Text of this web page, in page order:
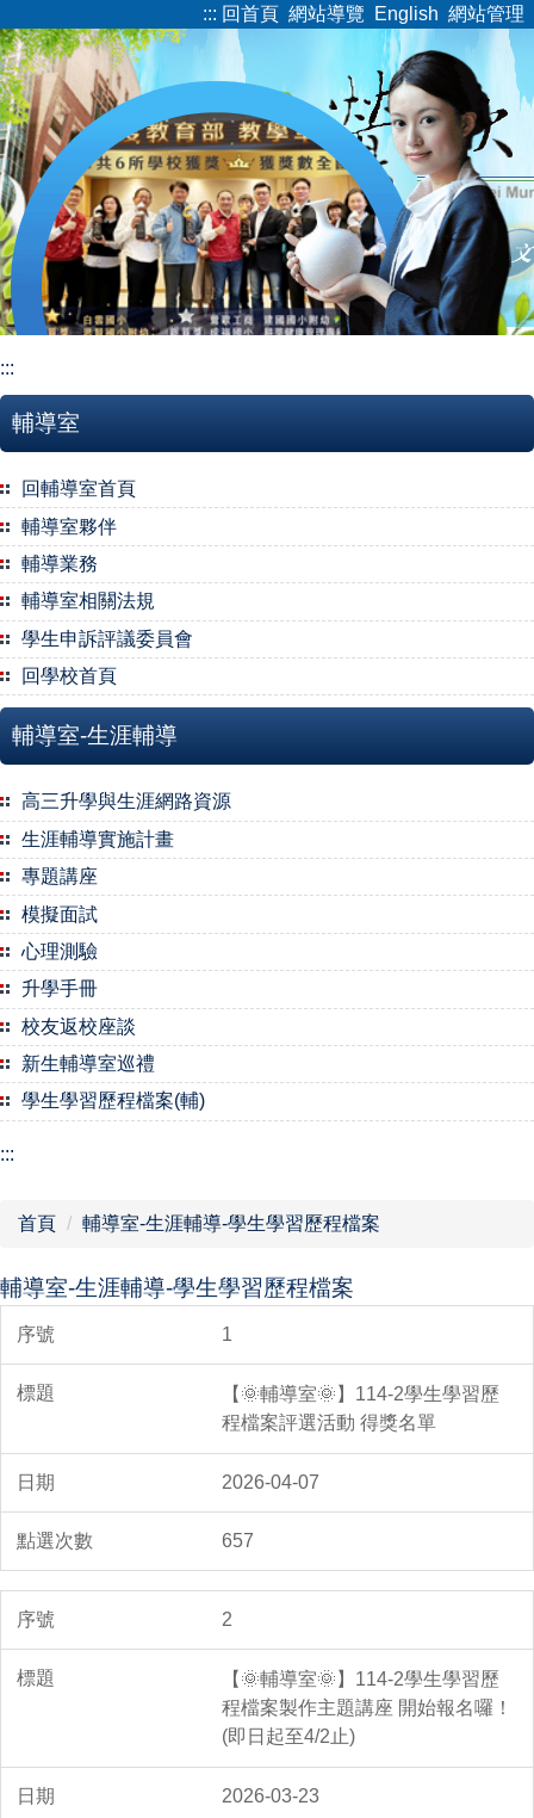
到
主
要
內
容
區
::: 回首頁 網站導覽 English 網站管理
:::
輔導室
回輔導室首頁
輔導室夥伴
輔導業務
輔導室相關法規
學生申訴評議委員會
回學校首頁
輔導室-生涯輔導
高三升學與生涯網路資源
生涯輔導實施計畫
專題講座
模擬面試
心理測驗
升學手冊
校友返校座談
新生輔導室巡禮
學生學習歷程檔案(輔)
:::
首頁 輔導室-生涯輔導-學生學習歷程檔案
輔導室-生涯輔導-學生學習歷程檔案
1
【🌞輔導室🌞】114-2學生學習歷
程檔案評選活動 得獎名單
2026-04-07
657
2
【🌞輔導室🌞】114-2學生學習歷
程檔案製作主題講座 開始報名囉！
(即日起至4/2止)
2026-03-23